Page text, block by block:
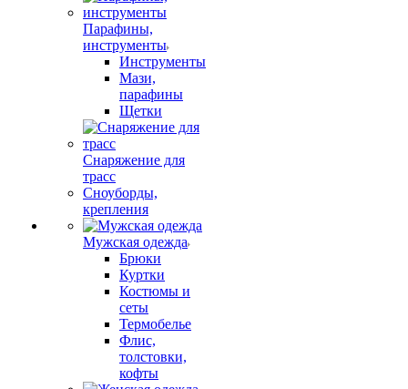
Парафины,
инструменты
Инструменты
Мази,
парафины
Щетки
Снаряжение для
трасс
Сноуборды,
крепления
Мужская одежда
Брюки
Куртки
Костюмы и
сеты
Термобелье
Флис,
толстовки,
кофты